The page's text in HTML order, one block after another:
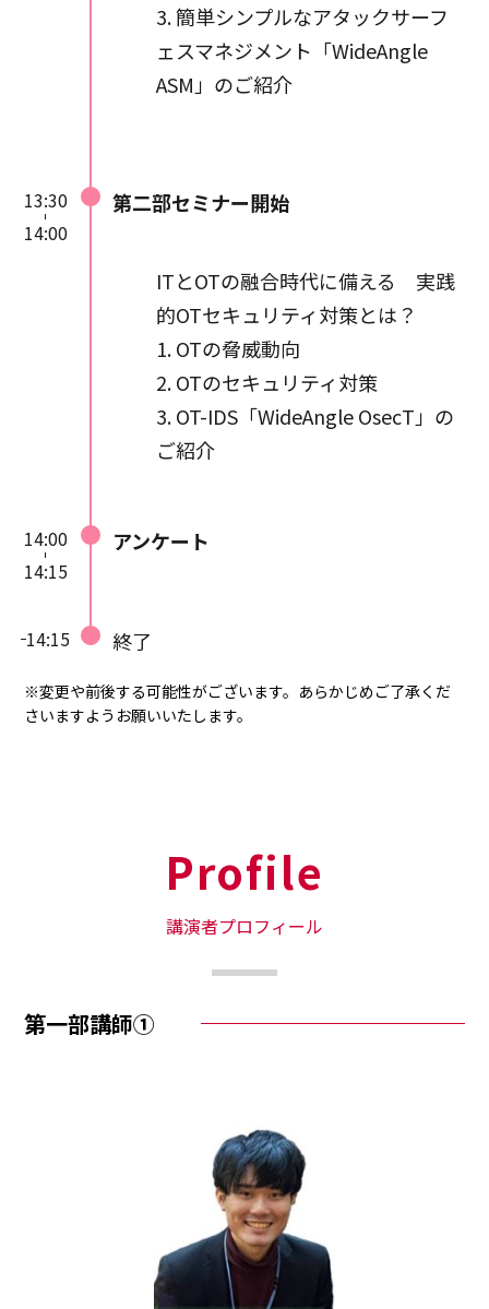
3. 簡単シンプルなアタックサーフ
ェスマネジメント「WideAngle
ASM」のご紹介
13:30
14:00
第二部セミナー開始
ITとOTの融合時代に備える 実践
的OTセキュリティ対策とは？
1. OTの脅威動向
2. OTのセキュリティ対策
3. OT-IDS「WideAngle OsecT」の
ご紹介
14:00
14:15
アンケート
14:15 終了
※変更や前後する可能性がございます。あらかじめご了承くだ
さいますようお願いいたします。
Profile
講演者プロフィール
第一部講師①